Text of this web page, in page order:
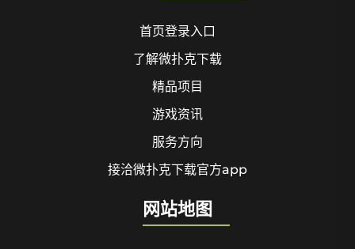
首页登录入口
了解微扑克下载
精品项目
游戏资讯
服务方向
接洽微扑克下载官方app
网站地图